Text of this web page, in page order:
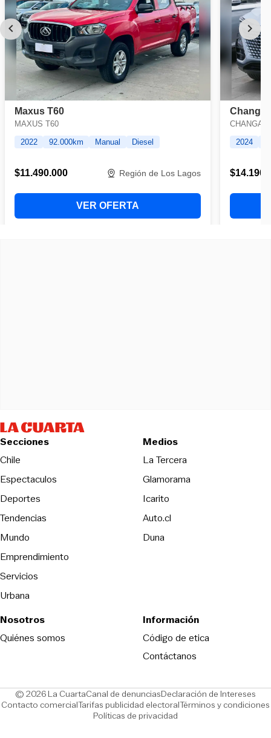
Secciones
Chile
Espectaculos
Deportes
Tendencias
Mundo
Emprendimiento
Servicios
Urbana
Medios
La TerceraOpens in new
Glamorama
Icarito
Auto.cl
DunaOpens in new window
Nosotros
Quiénes somos
Información
Código de eticaOpens in new
Contáctanos
© 2026 La CuartaCanal de denunciasOpens in new window
Declaración de Intereses
Contacto comercialOpens in new window
Tarifas publicidad electoralOpens in new window
Términos y condiciones
Políticas de privacidad